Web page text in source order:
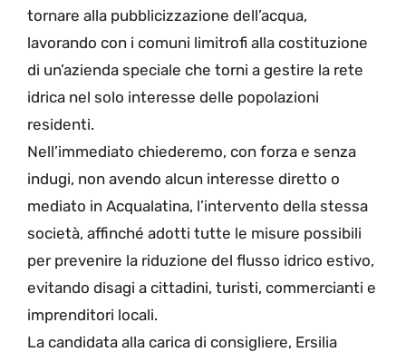
tornare alla pubblicizzazione dell’acqua,
lavorando con i comuni limitrofi alla costituzione
di un’azienda speciale che torni a gestire la rete
idrica nel solo interesse delle popolazioni
residenti.
Nell’immediato chiederemo, con forza e senza
indugi, non avendo alcun interesse diretto o
mediato in Acqualatina, l’intervento della stessa
società, affinché adotti tutte le misure possibili
per prevenire la riduzione del flusso idrico estivo,
evitando disagi a cittadini, turisti, commercianti e
imprenditori locali.
La candidata alla carica di consigliere, Ersilia